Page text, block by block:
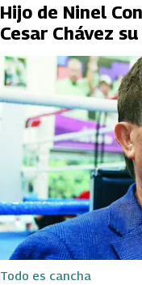
Hijo de Ninel
Cesar Chávez
Todo es cancha